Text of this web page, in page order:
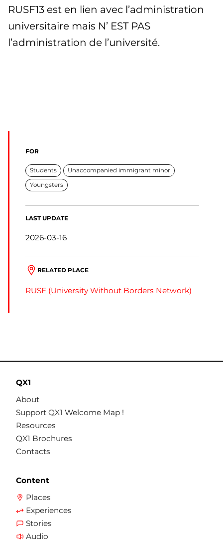
RUSF13 est en lien avec l’administration
universitaire mais N’ EST PAS
l’administration de l’université.
FOR
Students Unaccompanied immigrant minor
Youngsters
LAST UPDATE
2026-03-16
RELATED PLACE
RUSF (University Without Borders Network)
QX1
About
Support QX1 Welcome Map !
Resources
QX1 Brochures
Contacts
Content
Places
Experiences
Stories
Audio